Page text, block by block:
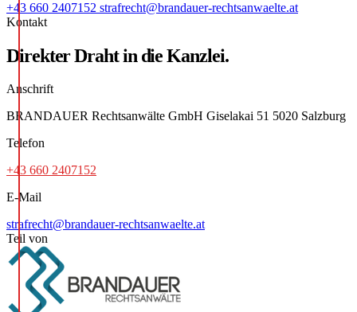
+43 660 2407152 strafrecht@brandauer-rechtsanwaelte.at
Kontakt
Direkter Draht in die Kanzlei.
Anschrift
BRANDAUER Rechtsanwälte GmbH Giselakai 51 5020 Salzburg
Telefon
+43 660 2407152
E-Mail
strafrecht@brandauer-rechtsanwaelte.at
Teil von